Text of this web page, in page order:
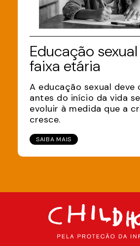
Educação
faixa etária
A educação sexual deve
antes do início da vida
evoluir à medida que a
cresce.
SAIBA MAIS